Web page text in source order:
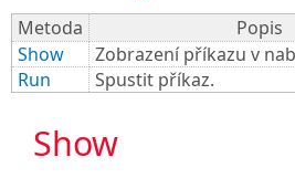
Metoda
Popis
Show
Zobrazení příkazu v
Run
Spustit příkaz.
Show